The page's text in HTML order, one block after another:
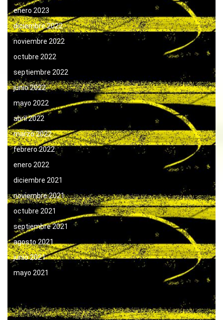
enero 2023
diciembre 2022
noviembre 2022
octubre 2022
septiembre 2022
junio 2022
mayo 2022
abril 2022
marzo 2022
febrero 2022
enero 2022
diciembre 2021
noviembre 2021
octubre 2021
septiembre 2021
agosto 2021
junio 2021
mayo 2021